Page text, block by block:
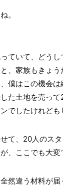
。
ていて、どう
、家族もきょ
僕はこの機会
た土地を売っ
したけれども（
て、20人のス
、ここでも大変
然違う材料が届